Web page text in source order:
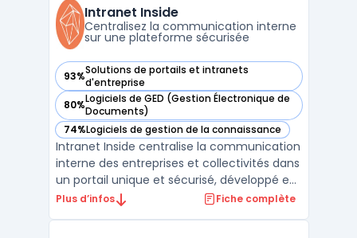
des plateformes et des intervenants
complexifie la gestion des actifs ...
Intranet Inside
Centralisez la communication interne
sur une plateforme sécurisée
93%Solutions de portails et intranets
d'entreprise
— voir Intranet Inside dans cette catégorie
80%Logiciels de GED (Gestion Électronique de
Documents)
— voir Intranet Inside dans cette catégorie
74%Logiciels de gestion de la connaissance
— voir Intranet Inside dans cette catégorie
Intranet Inside centralise la communication
interne des entreprises et collectivités dans
un portail unique et sécurisé, développé en
France. Adapté aux exigences des
Plus d’infos Fiche complète